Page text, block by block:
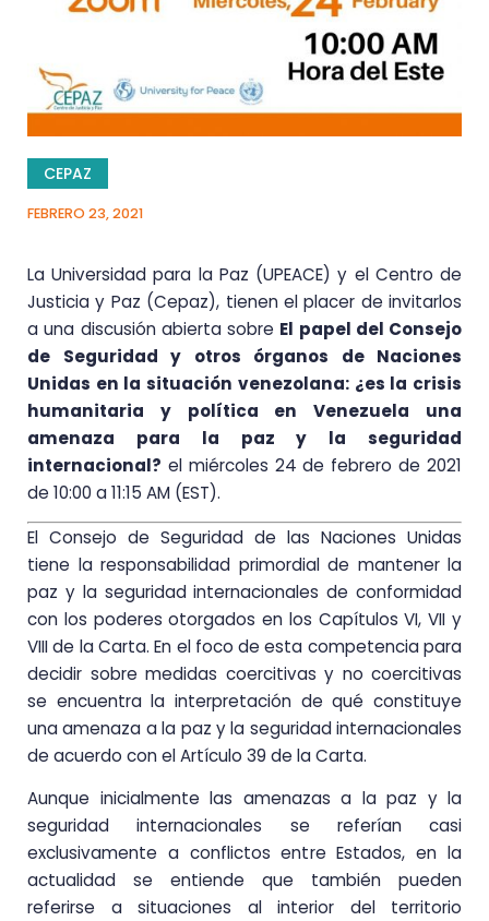
CEPAZ
FEBRERO 23, 2021
La Universidad para la Paz (UPEACE) y el Centro de
Justicia y Paz (Cepaz), tienen el placer de invitarlos
a una discusión abierta sobre El papel del Consejo
de Seguridad y otros órganos de Naciones
Unidas en la situación venezolana: ¿es la crisis
humanitaria y política en Venezuela una
amenaza para la paz y la seguridad
internacional? el miércoles 24 de febrero de 2021
de 10:00 a 11:15 AM (EST).
El Consejo de Seguridad de las Naciones Unidas
tiene la responsabilidad primordial de mantener la
paz y la seguridad internacionales de conformidad
con los poderes otorgados en los Capítulos VI, VII y
VIII de la Carta. En el foco de esta competencia para
decidir sobre medidas coercitivas y no coercitivas
se encuentra la interpretación de qué constituye
una amenaza a la paz y la seguridad internacionales
de acuerdo con el Artículo 39 de la Carta.
Aunque inicialmente las amenazas a la paz y la
seguridad internacionales se referían casi
exclusivamente a conflictos entre Estados, en la
actualidad se entiende que también pueden
referirse a situaciones al interior del territorio